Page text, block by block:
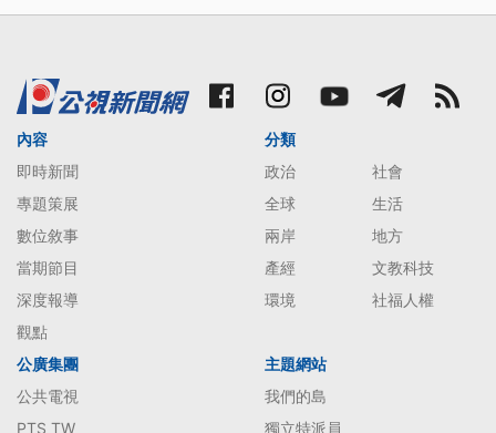
內容
即時新聞
專題策展
數位敘事
當期節目
深度報導
觀點
分類
政治
社會
全球
生活
兩岸
地方
產經
文教科技
環境
社福人權
公廣集團
公共電視
PTS TW
主題網站
我們的島
獨立特派員